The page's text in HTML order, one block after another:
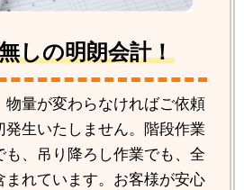
しの明朗会計！
物量が変わらなければご依頼
生いたしません。階段作業
も、吊り降ろし作業でも、全
まれています。お客様が安心